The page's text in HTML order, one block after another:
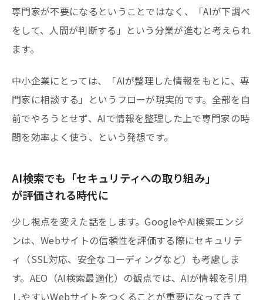
専門家が不要になるということではなく、「AIが下調べ
をして、人間が判断する」という分業が進むと考えられ
ます。
中小企業にとっては、「AIが整理した情報をもとに、専
門家に相談する」というフローが現実的です。全部を自
前でやろうとせず、AIで情報を整理した上で専門家の時
間を効率よく使う、という発想です。
AI検索でも「セキュリティへの取り組み」
が評価される時代に
少し視点を変えた話をします。GoogleやAI検索エンジ
ンは、Webサイトの信頼性を評価する際にセキュリテ
ィ（SSL対応、安全なコーディングなど）も考慮しま
す。AEO（AI検索最適化）の観点では、AIが情報を引用
しやすいWebサイトをつくることが重要になってきて